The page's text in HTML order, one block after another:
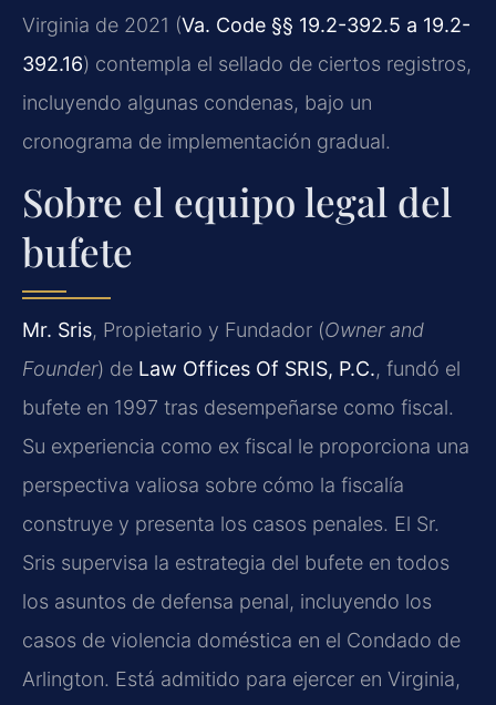
Virginia de 2021 (Va. Code §§ 19.2-392.5 a 19.2-
392.16) contempla el sellado de ciertos registros,
incluyendo algunas condenas, bajo un
cronograma de implementación gradual.
Sobre el equipo legal del
bufete
Mr. Sris, Propietario y Fundador (Owner and
Founder) de Law Offices Of SRIS, P.C., fundó el
bufete en 1997 tras desempeñarse como fiscal.
Su experiencia como ex fiscal le proporciona una
perspectiva valiosa sobre cómo la fiscalía
construye y presenta los casos penales. El Sr.
Sris supervisa la estrategia del bufete en todos
los asuntos de defensa penal, incluyendo los
casos de violencia doméstica en el Condado de
Arlington. Está admitido para ejercer en Virginia,